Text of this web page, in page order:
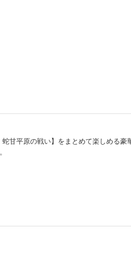
甘平原の戦い】をまとめて楽しめる豪